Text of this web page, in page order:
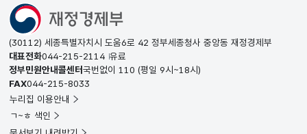
(30112) 세종특별자치시 도움6로 42 정부세종청사 중앙동 재정경제부
대표전화044-215-2114 유료
정부민원안내콜센터국번없이 110 (평일 9시~18시)
FAX044-215-8033
누리집 이용안내
ㄱ~ㅎ 색인